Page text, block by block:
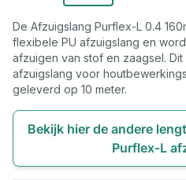
De Afzuigslang Purflex-L 0.4
flexibele PU afzuigslang en
afzuigen van stof en zaagsel.
afzuigslang voor
geleverd op 10 meter.
Bekijk hier de andere
Purflex-L